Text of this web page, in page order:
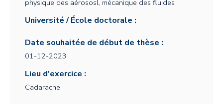
physique des aérososl, mécanique des fluides
Université / École doctorale :
Date souhaitée de début de thèse :
01-12-2023
Lieu d'exercice :
Cadarache